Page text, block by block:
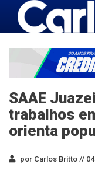
SAAE
trabalhos
orienta
por Carlos Britto //